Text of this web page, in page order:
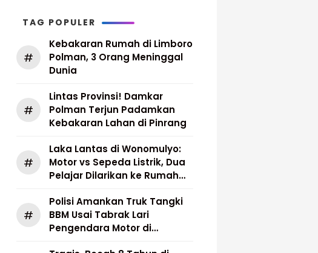
TAG POPULER
#
Kebakaran Rumah di Limboro
Polman, 3 Orang Meninggal
Dunia
#
Lintas Provinsi! Damkar
Polman Terjun Padamkan
Kebakaran Lahan di Pinrang
#
Laka Lantas di Wonomulyo:
Motor vs Sepeda Listrik, Dua
Pelajar Dilarikan ke Rumah
#
Polisi Amankan Truk Tangki
BBM Usai Tabrak Lari
Pengendara Motor di